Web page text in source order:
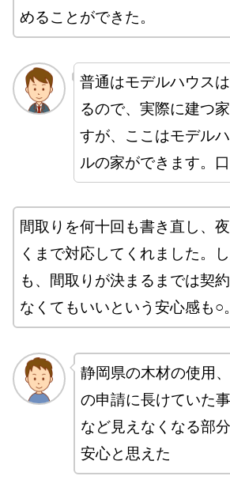
めることができた。
普通はモデルハウス
るので、実際に建つ
すが、ここはモデル
ルの家ができます。
間取りを何十回も書き直し、
くまで対応してくれました。
も、間取りが決まるまでは契
なくてもいいという安心感も○。
静岡県の木材の使用
の申請に長けていた
など見えなくなる部
安心と思えた